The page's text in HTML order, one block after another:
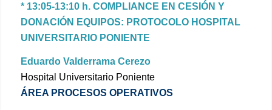
* 13:05-13:10 h. COMPLIANCE EN CESIÓN Y
DONACIÓN EQUIPOS: PROTOCOLO HOSPITAL
UNIVERSITARIO PONIENTE
Eduardo Valderrama Cerezo
Hospital Universitario Poniente
ÁREA PROCESOS OPERATIVOS